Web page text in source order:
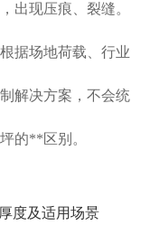
出现压痕、裂缝。
据场地荷载、行业
解决方案，不会统
的**区别。
度及适用场景